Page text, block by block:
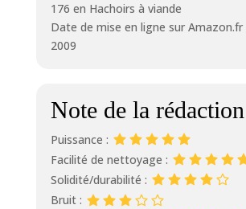
176 en Hachoirs à viande
Date de mise en ligne sur
2009
Note de la
Puissance :
Facilité de nettoyage :
Solidité/durabilité :
Bruit :